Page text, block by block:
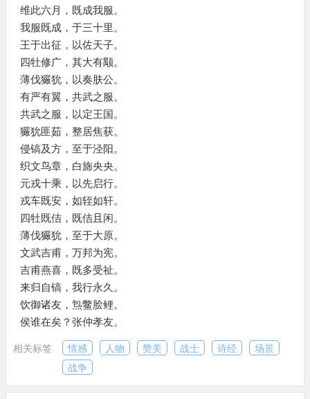
维此六月，既成我服。
我服既成，于三十里。
王于出征，以佐天子。
四牡修广，其大有颙。
薄伐玁狁，以奏肤公。
有严有翼，共武之服。
共武之服，以定王国。
玁狁匪茹，整居焦获。
侵镐及方，至于泾阳。
织文鸟章，白旆央央。
元戎十乘，以先启行。
戎车既安，如轾如轩。
四牡既佶，既佶且闲。
薄伐玁狁，至于大原。
文武吉甫，万邦为宪。
吉甫燕喜，既多受祉。
来归自镐，我行永久。
饮御诸友，炰鳖脍鲤。
侯谁在矣？张仲孝友。
相关标签 情感 人物 赞美 战士 诗经
场景
战争